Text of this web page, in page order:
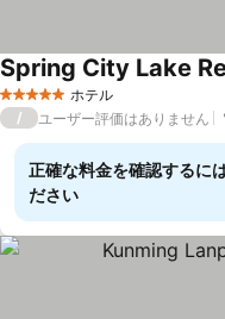
5 ホテルのランク
ホテル
Spring City Lake
/ ユーザー評価はありません
正確な料金を確認するに
ださい